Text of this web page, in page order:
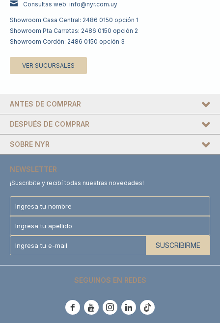
Consultas web: info@nyr.com.uy
Showroom Casa Central: 2486 0150 opción 1
Showroom Pta Carretas: 2486 0150 opción 2
Showroom Cordón: 2486 0150 opción 3
VER SUCURSALES
DESPUÉS DE COMPRAR
SOBRE NYR
ANTES DE COMPRAR
NEWSLETTER
¡Suscribite y recibí todas nuestras novedades!
SUSCRIBIRME
SEGUINOS EN REDES
    